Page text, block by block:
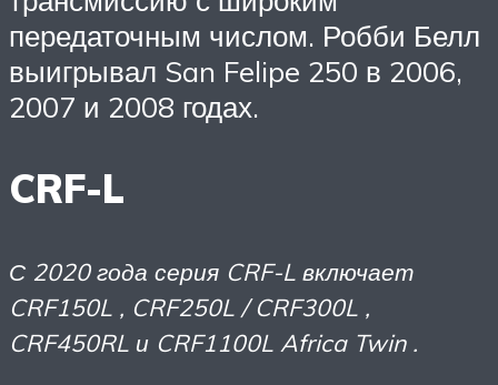
передаточным числом. Робби Белл
выигрывал San Felipe 250 в 2006,
2007 и 2008 годах.
CRF-L
С 2020 года серия CRF-L включает
CRF150L , CRF250L / CRF300L ,
CRF450RL и CRF1100L Africa Twin .